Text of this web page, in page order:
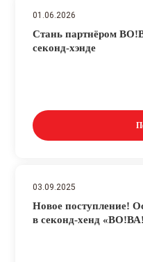
01.06.2026
Стань партнёром
секонд-хэнде
03.09.2025
Новое поступление!
в секонд-хенд